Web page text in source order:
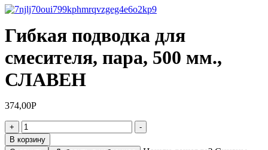
Гибкая подводка для
смесителя, пара, 500 мм.,
СЛАВЕН
374,00Р
+
Количество
товара
Гибкая
-
В корзину